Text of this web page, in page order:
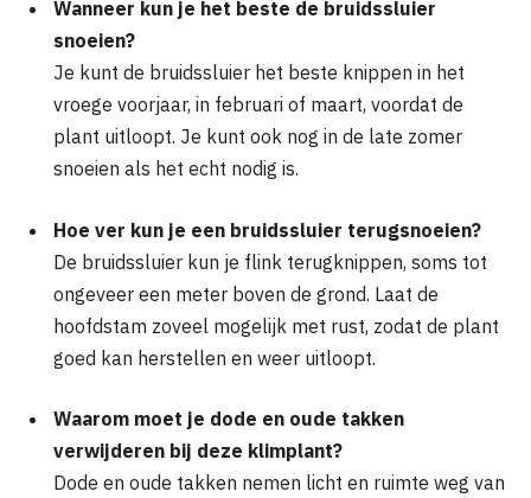
Wanneer kun je het beste de bruidssluier
snoeien?
Je kunt de bruidssluier het beste knippen in het
vroege voorjaar, in februari of maart, voordat de
plant uitloopt. Je kunt ook nog in de late zomer
snoeien als het echt nodig is.
Hoe ver kun je een bruidssluier terugsnoeien?
De bruidssluier kun je flink terugknippen, soms tot
ongeveer een meter boven de grond. Laat de
hoofdstam zoveel mogelijk met rust, zodat de plant
goed kan herstellen en weer uitloopt.
Waarom moet je dode en oude takken
verwijderen bij deze klimplant?
Dode en oude takken nemen licht en ruimte weg van